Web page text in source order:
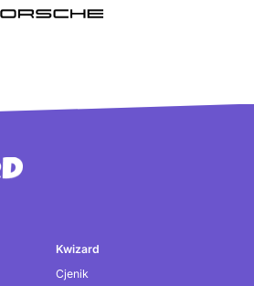
Kwizard
Cjenik